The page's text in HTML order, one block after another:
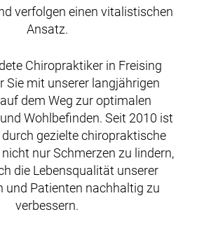
verfolgen einen vitalistischen
Ansatz.
Chiropraktiker in Freising
Sie mit unserer langjährigen
dem Weg zur optimalen
Wohlbefinden. Seit 2010 ist
durch gezielte chiropraktische
nur Schmerzen zu lindern,
die Lebensqualität unserer
und Patienten nachhaltig zu
verbessern.